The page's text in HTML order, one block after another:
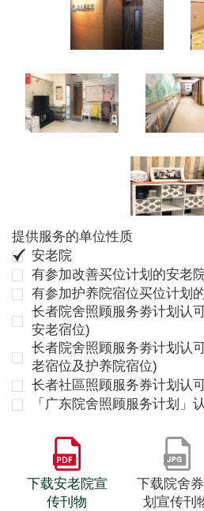
提供服务的单位性质
安老院
有参加改善买位计划的安老
有参加护养院宿位买位计划
长者院舍照顾服务劵计划认
安老宿位)
长者院舍照顾服务劵计划认
老宿位及护养院宿位)
长者社區照顾服务券计划认
「广东院舍照顾服务计划」
下载安老院宣
传刊物
下载院舍
划宣传刊